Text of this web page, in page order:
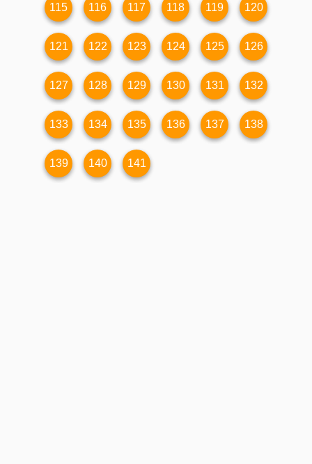
115 116 117 118 119 120
121 122 123 124 125 126
127 128 129 130 131 132
133 134 135 136 137 138
139 140 141